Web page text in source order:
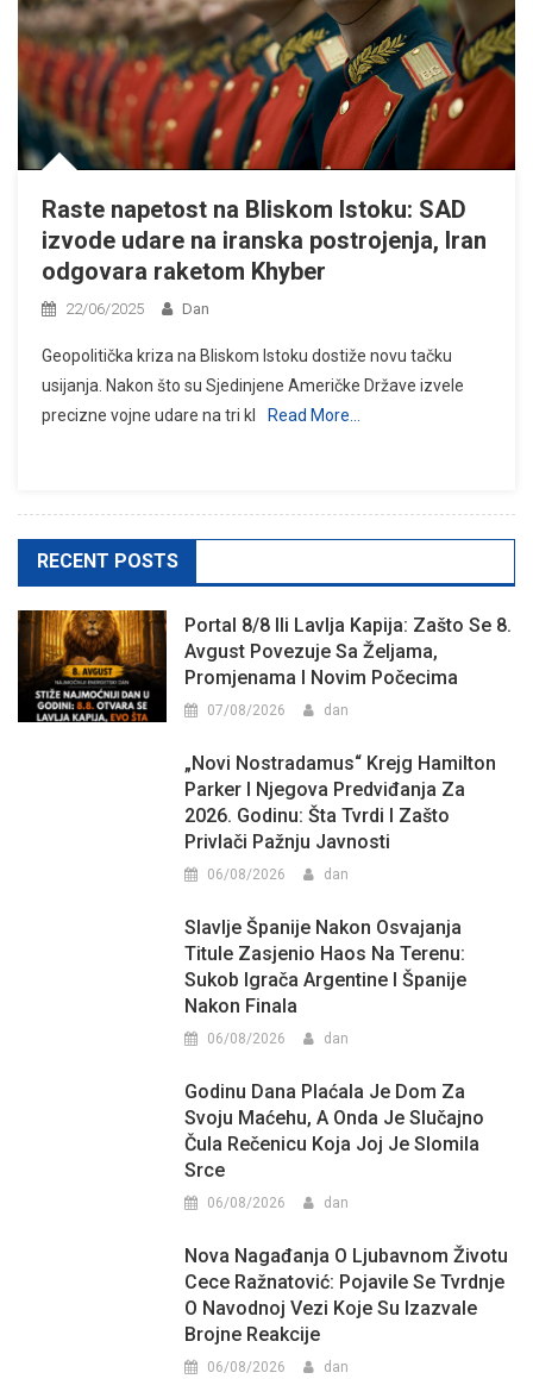
Raste napetost na Bliskom Istoku: SAD
izvode udare na iranska postrojenja, Iran
odgovara raketom Khyber
22/06/2025 Dan
Geopolitička kriza na Bliskom Istoku dostiže novu tačku
usijanja. Nakon što su Sjedinjene Američke Države izvele
precizne vojne udare na tri kl
Read More…
RECENT POSTS
Portal 8/8 Ili Lavlja Kapija: Zašto Se 8.
Avgust Povezuje Sa Željama,
Promjenama I Novim Počecima
07/08/2026 dan
„Novi Nostradamus“ Krejg Hamilton
Parker I Njegova Predviđanja Za
2026. Godinu: Šta Tvrdi I Zašto
Privlači Pažnju Javnosti
06/08/2026 dan
Slavlje Španije Nakon Osvajanja
Titule Zasjenio Haos Na Terenu:
Sukob Igrača Argentine I Španije
Nakon Finala
06/08/2026 dan
Godinu Dana Plaćala Je Dom Za
Svoju Maćehu, A Onda Je Slučajno
Čula Rečenicu Koja Joj Je Slomila
Srce
06/08/2026 dan
Nova Nagađanja O Ljubavnom Životu
Cece Ražnatović: Pojavile Se Tvrdnje
O Navodnoj Vezi Koje Su Izazvale
Brojne Reakcije
06/08/2026 dan